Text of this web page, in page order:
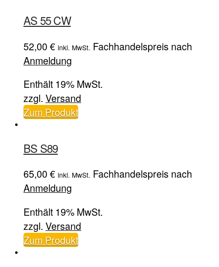
AS 55 CW
52,00 € inkl. MwSt. Fachhandelspreis nach
Anmeldung
Enthält 19% MwSt.
zzgl. Versand
Zum Produkt
BS S89
65,00 € inkl. MwSt. Fachhandelspreis nach
Anmeldung
Enthält 19% MwSt.
zzgl. Versand
Zum Produkt